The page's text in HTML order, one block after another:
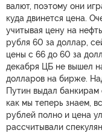
валют, поэтому они
куда двинется цена.
учитывая цену на
рубля 60 за доллар,
цены с 66 до 60 за
декабря ЦБ не вышел
долларов на бирже.
Путин выдал банкирам
как мы теперь знаем,
рублей полно и цена
рассчитывали